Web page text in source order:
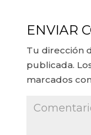
ENVIAR
Tu dirección
publicada.
marcados con